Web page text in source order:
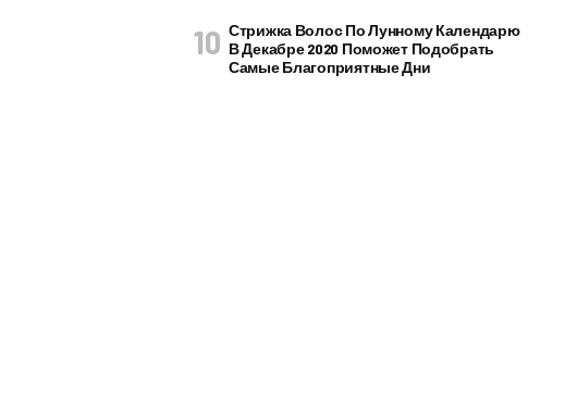
Стрижка Волос По Лунному Календарю
В Декабре 2020 Поможет Подобрать
Самые Благоприятные Дни